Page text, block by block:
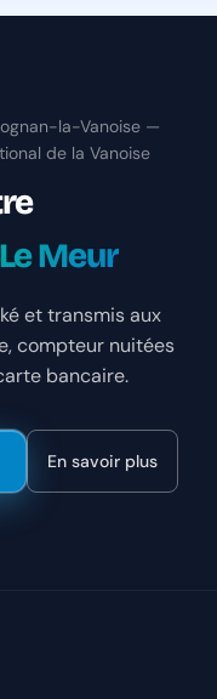
la-Vanoise —
de la Vanoise
Meur
et transmis aux
compteur nuitées
bancaire.
En savoir plus